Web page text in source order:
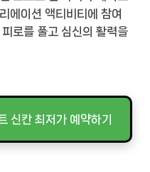
에이션 액티비티에 참여
로를 풀고 심신의 활력을
신칸 최저가 예약하기